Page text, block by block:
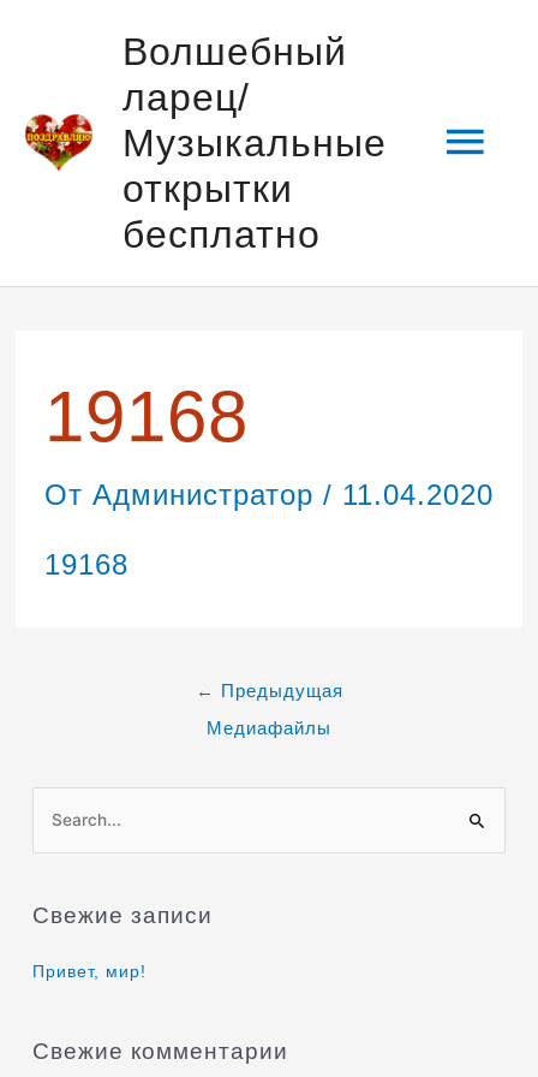
содержимому
Волшебный
ларец/
Музыкальные
открытки
бесплатно
19168
От Администратор / 11.04.2020
19168
записям
←
Предыдущая
Медиафайлы
о
с
Свежие записи
Привет, мир!
Свежие комментарии